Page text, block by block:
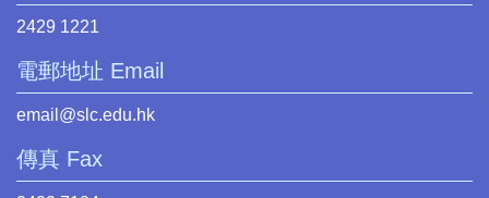
2429 1221
電郵地址 Email
email@slc.edu.hk
傳真 Fax